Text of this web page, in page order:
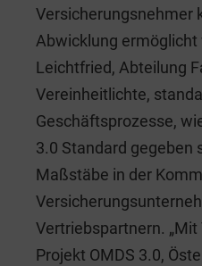
Versicherungsnehmer
Abwicklung ermöglicht
Leichtfried, Abteilung
Vereinheitlichte,
Geschäftsprozesse,
3.0 Standard gegeben
Maßstäbe in der
Vertriebspartnern.
Projekt OMDS 3.0,